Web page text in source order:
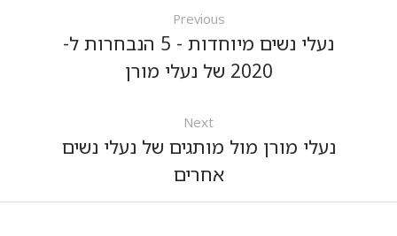
Previous
נעלי נשים מיוחדות - 5 הנבחרות ל-
2020 של נעלי מורן
Next
נעלי מורן מול מותגים של נעלי נשים
אחרים